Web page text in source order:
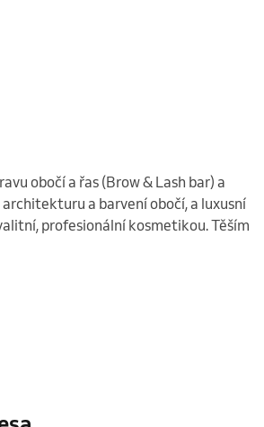
obočí a řas (Brow & Lash bar) a
a barvení obočí, a luxusní
profesionální kosmetikou. Těším